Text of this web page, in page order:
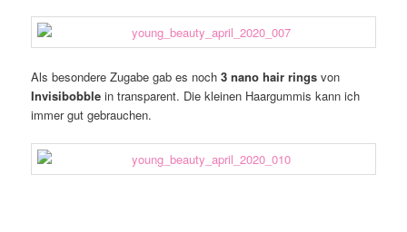
Als besondere Zugabe gab es noch3 nano hair rings von
Invisibobble in transparent. Die kleinen Haargummis kann ich
immer gut gebrauchen.